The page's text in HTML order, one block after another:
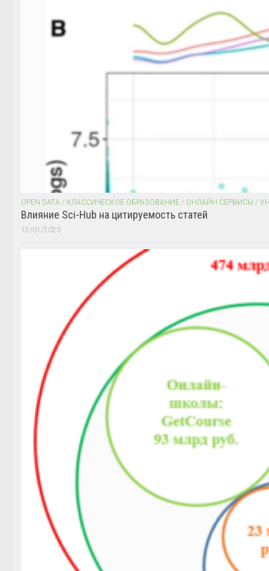
OPEN DATA / КЛАССИЧЕСКОЕ ОБРАЗОВАНИЕ / ОНЛАЙН СЕРВИСЫ /
Влияние Sci-Hub на цитируемость статей
12/01/2023